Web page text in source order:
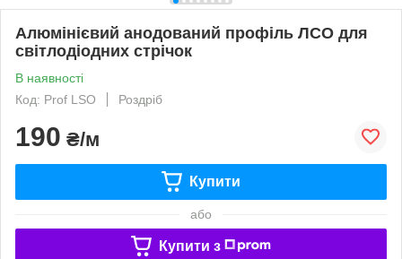
Алюмінієвий анодований профіль ЛСО для
світлодіодних стрічок
В наявності
Код: Prof LSO
Роздріб
190 ₴/м
Купити
або
Купити з